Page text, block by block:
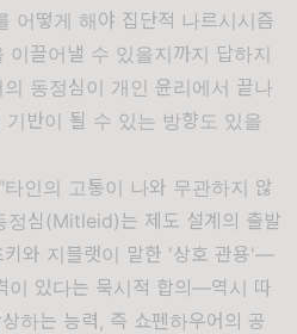
어떻게 해야 집단적 나르시시즘
끌어낼 수 있을지까지 답하지
동정심이 개인 윤리에서 끝나
반이 될 수 있는 방향도 있을
인의 고통이 나와 무관하지 않
정심(Mitleid)는 제도 설계의 출발
키와 지블랫이 말한 '상호 관용'—
이 있다는 묵시적 합의—역시 따
하는 능력, 즉 쇼펜하우어의 공